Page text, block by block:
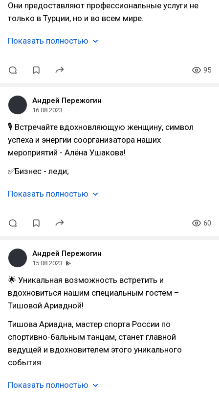
Они предоставляют профессиональные услуги не
только в Турции, но и во всем мире.
Показать полностью
95
Андрей Пережогин
16.08.2023
🎙 Встречайте вдохновляющую женщину, символ
успеха и энергии соорганизатора наших
мероприятий - Алёна Ушакова!
✅Бизнес - леди;
Показать полностью
60
Андрей Пережогин
15.08.2023
🌟 Уникальная возможность встретить и
вдохновиться нашим специальным гостем –
Тишовой Ариадной!
Тишова Ариадна, мастер спорта России по
спортивно-бальным танцам, станет главной
ведущей и вдохновителем этого уникального
события.
Показать полностью